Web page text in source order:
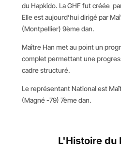
du Hapkido. La GHF fut créée
Elle est aujourd’hui dirigé par
(Montpellier) 9ème dan.
Maître Han met au point un
complet permettant une
cadre structuré.
Le représentant National est
(Magné -79) 7ème dan.
L'Histoire du